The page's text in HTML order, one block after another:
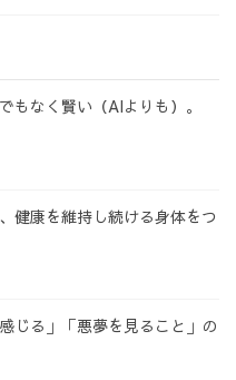
もなく賢い（AIよりも）。
健康を維持し続ける身体をつ
じる」「悪夢を見ること」の